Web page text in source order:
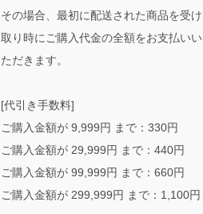
その場合、最初に配送された商品を受け
取り時にご購入代金の全額をお支払いい
ただきます。
[代引き手数料]
ご購入金額が 9,999円 まで：330円
ご購入金額が 29,999円 まで：440円
ご購入金額が 99,999円 まで：660円
ご購入金額が 299,999円 まで：1,100円